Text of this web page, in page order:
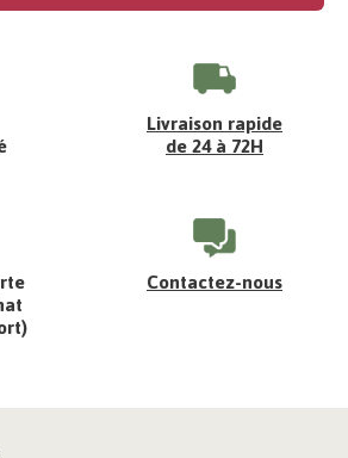
Livraison rapide
de 24 à 72H
Contactez-nous